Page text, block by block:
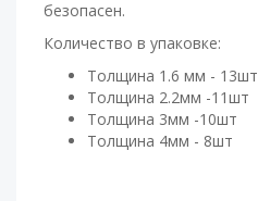
безопасен.
Количество в упаковке:
Толщина 1.6 мм - 13шт
Толщина 2.2мм -11шт
Толщина 3мм -10шт
Толщина 4мм - 8шт